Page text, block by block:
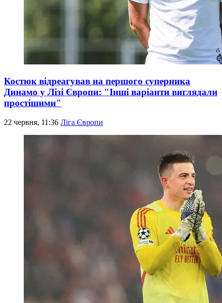
Костюк відреагував на першого суперника
Динамо у Лізі Європи: "Інші варіанти виглядали
простішими"
22 червня, 11:36 Ліга Європи